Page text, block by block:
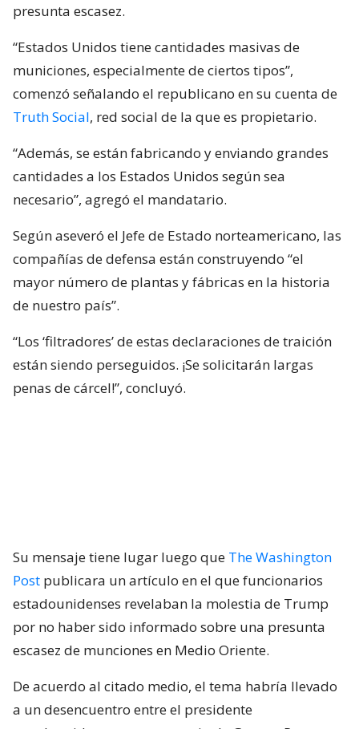
presunta escasez.
“Estados Unidos tiene cantidades masivas de
municiones, especialmente de ciertos tipos”,
comenzó señalando el republicano en su cuenta de
Truth Social, red social de la que es propietario.
“Además, se están fabricando y enviando grandes
cantidades a los Estados Unidos según sea
necesario”, agregó el mandatario.
Según aseveró el Jefe de Estado norteamericano, las
compañías de defensa están construyendo “el
mayor número de plantas y fábricas en la historia
de nuestro país”.
“Los ‘filtradores’ de estas declaraciones de traición
están siendo perseguidos. ¡Se solicitarán largas
penas de cárcel!”, concluyó.
Su mensaje tiene lugar luego que The Washington
Post publicara un artículo en el que funcionarios
estadounidenses revelaban la molestia de Trump
por no haber sido informado sobre una presunta
escasez de munciones en Medio Oriente.
De acuerdo al citado medio, el tema habría llevado
a un desencuentro entre el presidente